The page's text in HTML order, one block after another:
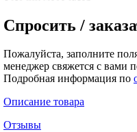
Спросить /
Пожалуйста, заполните
менеджер свяжется с вами
Подробная информация по
Описание товара
Отзывы